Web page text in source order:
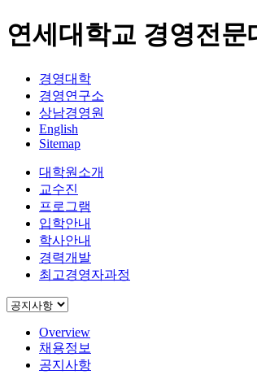
연세대학교 경영전문
경영대학
경영연구소
상남경영원
English
Sitemap
대학원소개
교수진
프로그램
입학안내
학사안내
경력개발
최고경영자과정
Overview
채용정보
공지사항